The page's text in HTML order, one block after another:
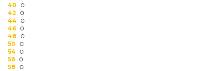
RADNA OPREMA
40
0
42
0
44
0
46 0
48
0
50
0
54
0
56 0
58
0